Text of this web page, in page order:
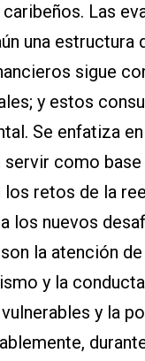
Las
una estructura
sigue
y estos
Se enfatiza
como base
retos de la
los nuevos
la atención
y la
y la